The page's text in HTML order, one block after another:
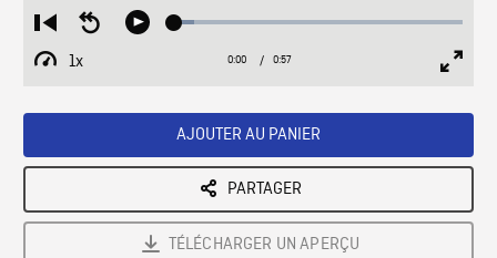
Restart
from
beginning
Seek
Play Loaded:
1x
Playback
Current
0:00 / Duration
0:57
AJOUTER AU PANIER
PARTAGER
TÉLÉCHARGER UN APERÇU